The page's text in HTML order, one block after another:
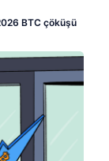
BTC çöküşü